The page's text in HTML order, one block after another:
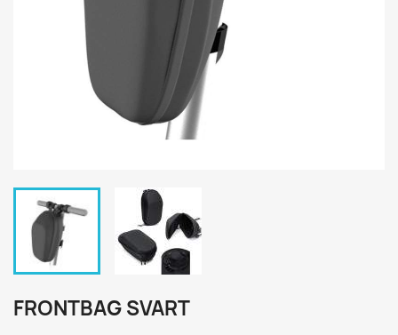
FRONTBAG SVART